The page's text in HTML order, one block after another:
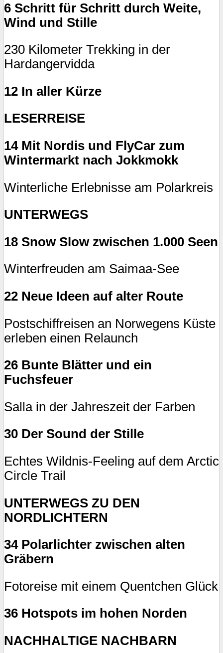
6 Schritt für Schritt durch Weite,
Wind und Stille
230 Kilometer Trekking in der
Hardangervidda
12 In aller Kürze
LESERREISE
14 Mit Nordis und FlyCar zum
Wintermarkt nach Jokkmokk
Winterliche Erlebnisse am Polarkreis
UNTERWEGS
18 Snow Slow zwischen 1.000 Seen
Winterfreuden am Saimaa-See
22 Neue Ideen auf alter Route
Postschiffreisen an Norwegens Küste
erleben einen Relaunch
26 Bunte Blätter und ein
Fuchsfeuer
Salla in der Jahreszeit der Farben
30 Der Sound der Stille
Echtes Wildnis-Feeling auf dem Arctic
Circle Trail
UNTERWEGS ZU DEN
NORDLICHTERN
34 Polarlichter zwischen alten
Gräbern
Fotoreise mit einem Quentchen Glück
36 Hotspots im hohen Norden
NACHHALTIGE NACHBARN